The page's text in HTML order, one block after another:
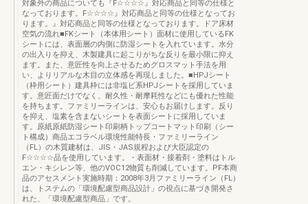
対象外の商品についても『F☆☆☆☆』対応商品と同等の仕様と
なっております。F☆☆☆☆』対応商品と同等の仕様となってお
ります。』対応商品と同等の仕様となっております。ドア床材
空気の流れ■FKシート（本体用シート）面材に使用しているFK
シートには、表面層の内側に防湿シートを入れています。水分
の出入りを抑え、木製建具に起こりがちな反りを最小限に抑え
ます。また、意匠性を向上させるためグロスマット手法を用
い、よりリアルな木目の立体感を再現しました。■HPJシート
（枠用シート）建具枠には非塩ビ系HPJシートを採用していま
す。意匠面だけでなく、耐久性・耐摩耗性などにも優れた性能
を持ちます。ファミリーラインは、安心もお届けします。反り
を抑え、塩素を含まないシートを表面シートに採用していま
す。原紙原紙防湿シート印刷柄トップコートマット印刷（シー
ト構成）商品エコラベル環境性能特長・ファミリーライン
（FL）の木質建材は、JIS・JAS規程および大臣認定の
F☆☆☆☆品を使用しています。・表面材・接着剤・塗料はトル
エン・キシレン等、他のVOC12物質も削減しています。PF本商
品のアセスメント実施時期：2008年3月ファミリーライン（FL）
は、トステムの「環境配慮型商品設計」の視点に基づき開発さ
れた、「環境配慮型商品」です。